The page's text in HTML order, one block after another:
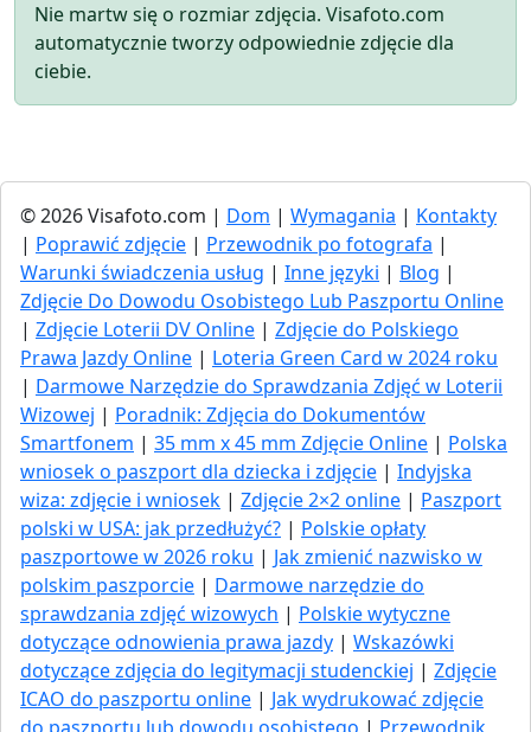
Nie martw się o rozmiar zdjęcia. Visafoto.com
automatycznie tworzy odpowiednie zdjęcie dla
ciebie.
© 2026 Visafoto.com | Dom | Wymagania | Kontakty
| Poprawić zdjęcie | Przewodnik po fotografa |
Warunki świadczenia usług | Inne języki | Blog |
Zdjęcie Do Dowodu Osobistego Lub Paszportu Online
| Zdjęcie Loterii DV Online | Zdjęcie do Polskiego
Prawa Jazdy Online | Loteria Green Card w 2024 roku
| Darmowe Narzędzie do Sprawdzania Zdjęć w Loterii
Wizowej | Poradnik: Zdjęcia do Dokumentów
Smartfonem | 35 mm x 45 mm Zdjęcie Online | Polska
wniosek o paszport dla dziecka i zdjęcie | Indyjska
wiza: zdjęcie i wniosek | Zdjęcie 2×2 online | Paszport
polski w USA: jak przedłużyć​? | Polskie opłaty
paszportowe w 2026 roku | Jak zmienić nazwisko w
polskim paszporcie | Darmowe narzędzie do
sprawdzania zdjęć wizowych | Polskie wytyczne
dotyczące odnowienia prawa jazdy | Wskazówki
dotyczące zdjęcia do legitymacji studenckiej | Zdjęcie
ICAO do paszportu online | Jak wydrukować zdjęcie